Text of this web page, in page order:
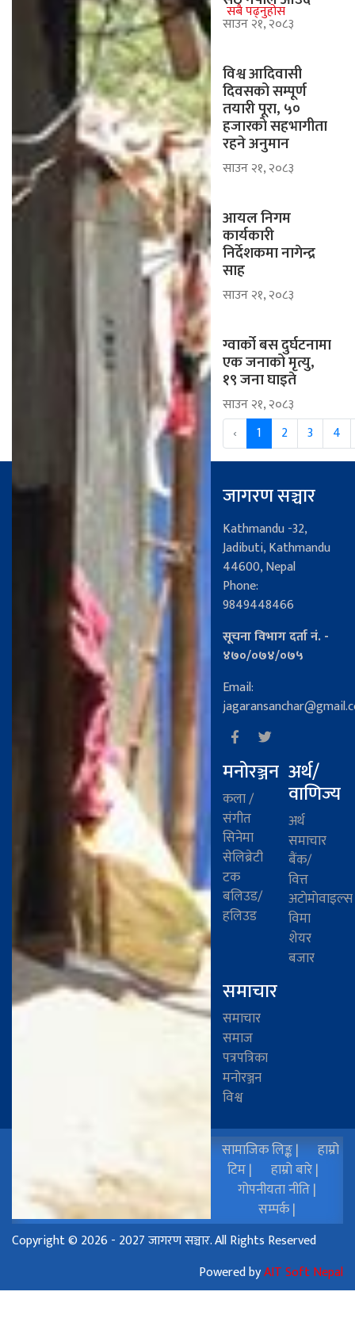
सबै पढ्नुहोस
साउन २१, २०८३
विश्व आदिवासी
दिवसको सम्पूर्ण
तयारी पूरा, ५०
हजारको सहभागीता
रहने अनुमान
साउन २१, २०८३
आयल निगम
कार्यकारी
निर्देशकमा नागेन्द्र
साह
साउन २१, २०८३
ग्वार्को बस दुर्घटनामा
एक जनाको मृत्यु,
१९ जना घाइते
साउन २१, २०८३
‹
1 2 3 4
जागरण सञ्चार
Kathmandu -32,
Jadibuti, Kathmandu
44600, Nepal
Phone:
9849448466
सूचना विभाग दर्ता नं. -
४७०/०७४/०७५
Email:
मनोरञ्जन
कला /
संगीत
सिनेमा
सेलिब्रेटी
टक
बलिउड/
हलिउड
अर्थ/
वाणिज्य
अर्थ
समाचार
बैंक/
वित्त
अटाेमाेवाइल्स
विमा
शेयर
बजार
समाचार
समाचार
समाज
पत्रपत्रिका
मनोरञ्जन
विश्व
सामाजिक लिङ्क |
हाम्रो
टिम |
हाम्रो बारे |
गोपनीयता नीति |
सम्पर्क |
Copyright © 2026 - 2027 जागरण सञ्चार. All Rights Reserved
Powered byAIT Soft Nepal